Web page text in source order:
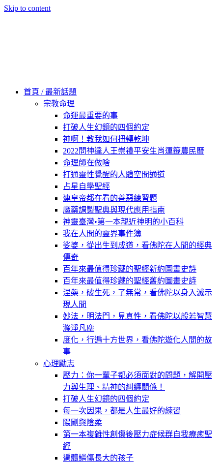
Skip to content
首頁 / 最新話題
宗教命理
命運最重要的事
打破人生幻鏡的四個約定
神啊！教我如何扭轉乾坤
2022問神達人王崇禮平安生肖運籤農民曆
命理師在做啥
打通靈性覺醒的人體空間通道
占星自學聖經
連皇帝都在看的善惡練習題
魔藥調製聖典與現代應用指南
神靈臺灣•第一本親近神明的小百科
我在人間的靈界事件簿
娑婆，從出生到成道，看佛陀在人間的經典
傳奇
百年來最值得珍藏的聖經新約圖畫史詩
百年來最值得珍藏的聖經舊約圖畫史詩
涅槃，破生死，了無常，看佛陀以身入滅示
現人間
妙法，明法門，見真性，看佛陀以般若智慧
滌淨凡塵
度化，行遍十方世界，看佛陀遊化人間的故
事
心理勵志
壓力：你一輩子都必須面對的問題，解開壓
力與生理、精神的糾纏關係！
打破人生幻鏡的四個約定
每一次因果，都是人生最好的練習
陽剛與陰柔
第一本複雜性創傷後壓力症候群自我療癒聖
經
遍體鱗傷長大的孩子